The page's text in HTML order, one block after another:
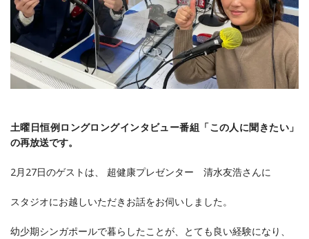
土曜日恒例ロングロングインタビュー番組「この人に聞きたい」
の再放送です。
2月27日のゲストは、 超健康プレゼンター 清水友浩さんに
スタジオにお越しいただきお話をお伺いしました。
幼少期シンガポールで暮らしたことが、とても良い経験になり、